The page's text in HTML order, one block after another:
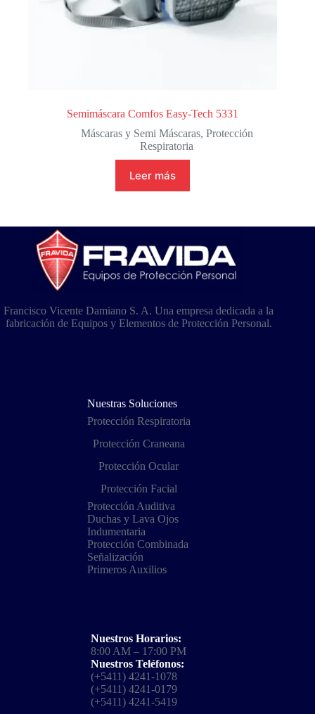
Semimáscara Comfos Easy-Tech 5331
Máscaras y Semi Máscaras, Protección
Respiratoria
Leer más
Francisco Vicente Damiano S. A. Una empresa dedicada a la
fabricación de Equipos y Elementos de Protección Personal.
Nuestras Soluciones
Protección Respiratoria
Protección Craneana
Protección Ocular
Protección Facial
Protección Auditiva
Duchas y Lava Ojos
Indumentaria
Protección Combinada
Señalización
Primeros Auxilios
Nuestros Horarios:
8:00 AM – 17:00 PM
Nuestros Teléfonos:
(+5411) 4241-1078
(+5411) 4241-0179
(+5411) 4241-5419